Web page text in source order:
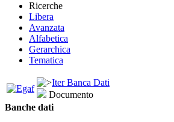
Ricerche
Libera
Avanzata
Alfabetica
Gerarchica
Tematica
Iter Banca Dati
Documento
Banche dati